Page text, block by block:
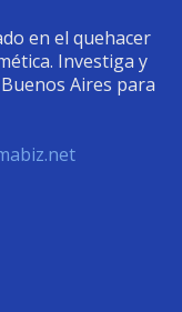
en el quehacer
Investiga y
Aires para